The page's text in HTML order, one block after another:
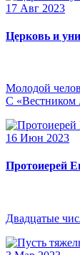
17 Авг 2023
Церковь и
Молодой
С «Вестником
16 Июн 2023
Протоиерей
Двадцатые